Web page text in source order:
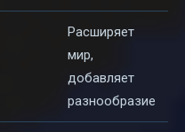
Расширяет
мир,
добавляет
разнообразие